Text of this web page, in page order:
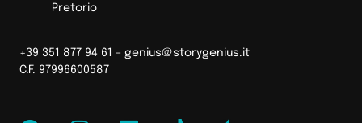
Pretorio
+39 351 877 94 61 – genius@storygenius.it
C.F. 97996600587